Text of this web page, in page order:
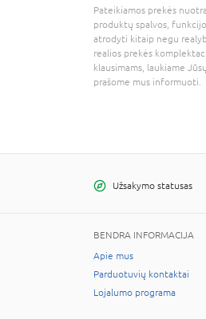
Pateikiamos prekės
produktų spalvos,
atrodyti kitaip negu
realios prekės
klausimams, laukiame
prašome mus informuoti.
Užsakymo statusas
BENDRA INFORMACIJA
Apie mus
Parduotuvių kontaktai
Lojalumo programa